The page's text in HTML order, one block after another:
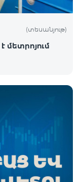
(տեսանյութ)
մետրոյում